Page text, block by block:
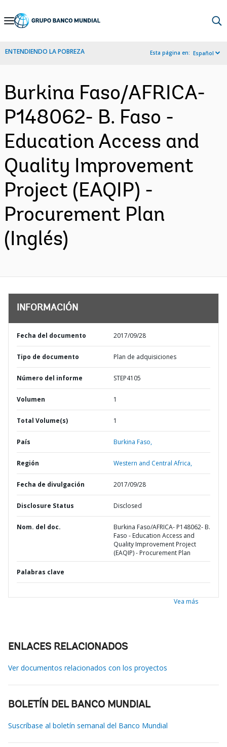
Skip
Navigation
ENTENDIENDO LA POBREZA Esta página en: Español
Burkina Faso/AFRICA-
P148062- B. Faso -
Education Access and
Quality Improvement
Project (EAQIP) -
Procurement Plan
(Inglés)
INFORMACIÓN
Fecha del documento 2017/09/28
Tipo de documento Plan de adquisiciones
Número del informe STEP4105
Volumen 1
Total Volume(s) 1
País Burkina Faso,
Región Western and Central Africa,
Fecha de divulgación 2017/09/28
Disclosure Status Disclosed
Nom. del doc.
Burkina Faso/AFRICA- P148062- B.
Faso - Education Access and
Quality Improvement Project
(EAQIP) - Procurement Plan
Palabras clave
Vea más
ENLACES RELACIONADOS
Ver documentos relacionados con los proyectos
BOLETÍN DEL BANCO MUNDIAL
Suscríbase al boletín semanal del Banco Mundial